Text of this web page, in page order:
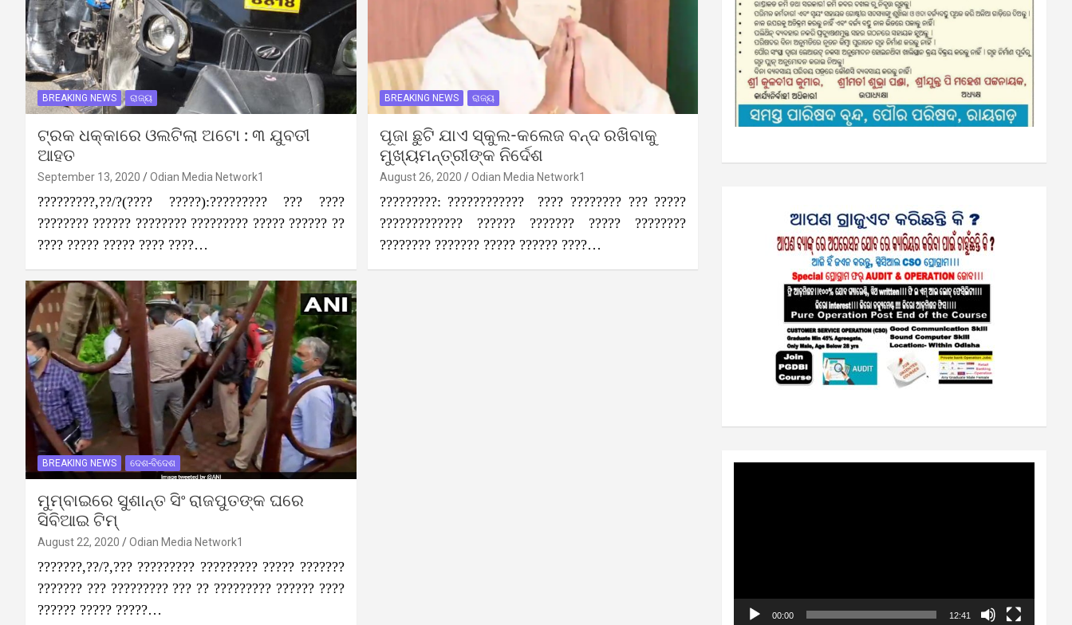
BREAKING NEWS ରାଜ୍ୟ
ଟ୍ରକ ଧକ୍କାରେ ଓଲଟିଲା ଅଟୋ : ୩ ଯୁବତୀ
ଆହତ
September 13, 2020 Odian Media Network1
?????????,??/?(???? ?????):????????? ??? ????
???????? ?????? ???????? ????????? ????? ?????? ??
???? ????? ????? ???? ????…
BREAKING NEWS ରାଜ୍ୟ
ପୂଜା ଛୁଟି ଯାଏ ସ୍କୁଲ-କଲେଜ ବନ୍ଦ ରଖିବାକୁ
ମୁଖ୍ୟମନ୍ତ୍ରୀଙ୍କ ନିର୍ଦେଶ
August 26, 2020 Odian Media Network1
?????????: ???????????? ???? ???????? ??? ?????
????????????? ?????? ??????? ????? ????????
???????? ??????? ????? ?????? ????…
BREAKING NEWS ଦେଶ-ବିଦେଶ
ମୁମ୍ବାଇରେ ସୁଶାନ୍ତ ସିଂ ରାଜପୁତଙ୍କ ଘରେ
ସିବିଆଇ ଟିମ୍
August 22, 2020 Odian Media Network1
???????,??/?,??? ????????? ????????? ????? ???????
??????? ??? ????????? ??? ?? ????????? ?????? ????
?????? ????? ?????…
00:00 12:41